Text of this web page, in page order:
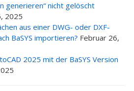
generieren“ nicht gelöscht
2025
aus einer DWG- oder DXF-
BaSYS importieren? Februar 26,
2025 mit der BaSYS Version